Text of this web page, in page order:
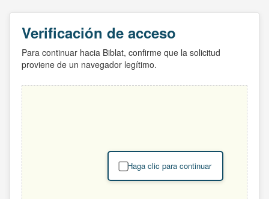
Verificación de acceso
Para continuar hacia Biblat, confirme que la solicitud
proviene de un navegador legítimo.
Haga clic para continuar